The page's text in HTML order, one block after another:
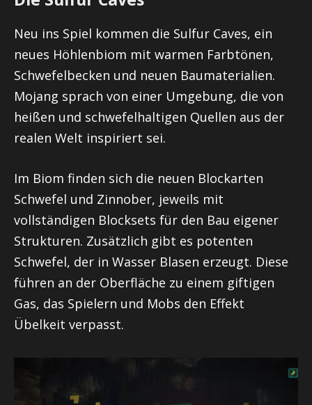
Neu ins Spiel kommen die Sulfur Caves, ein
neues Höhlenbiom mit warmen Farbtönen,
Schwefelbecken und neuen Baumaterialien.
Mojang sprach von einer Umgebung, die von
heißen und schwefelhaltigen Quellen aus der
realen Welt inspiriert sei.
Im Biom finden sich die neuen Blockarten
Schwefel und Zinnober, jeweils mit
vollständigen Blocksets für den Bau eigener
Strukturen. Zusätzlich gibt es potenten
Schwefel, der in Wasser Blasen erzeugt. Diese
führen an der Oberfläche zu einem giftigen
Gas, das Spielern und Mobs den Effekt
Übelkeit verpasst.